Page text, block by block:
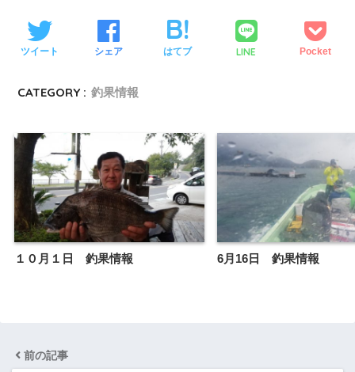
ツイート シェア はてブ LINE Pocket
CATEGORY : 釣果情報
１０月１日 釣果情報 6月16日 釣果情報
前の記事